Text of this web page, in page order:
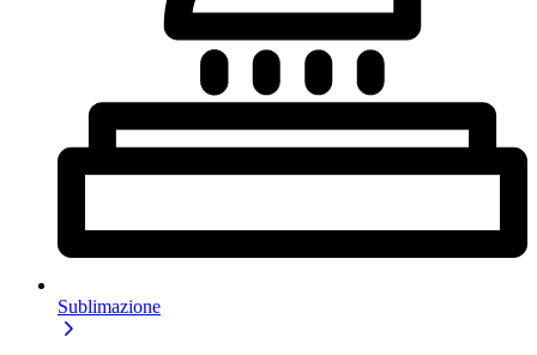
Sublimazione